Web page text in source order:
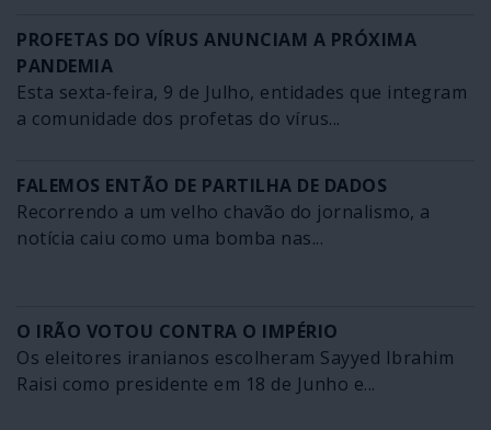
PROFETAS DO VÍRUS ANUNCIAM A PRÓXIMA
PANDEMIA
Esta sexta-feira, 9 de Julho, entidades que integram
a comunidade dos profetas do vírus...
FALEMOS ENTÃO DE PARTILHA DE DADOS
Recorrendo a um velho chavão do jornalismo, a
notícia caiu como uma bomba nas...
O IRÃO VOTOU CONTRA O IMPÉRIO
Os eleitores iranianos escolheram Sayyed Ibrahim
Raisi como presidente em 18 de Junho e...